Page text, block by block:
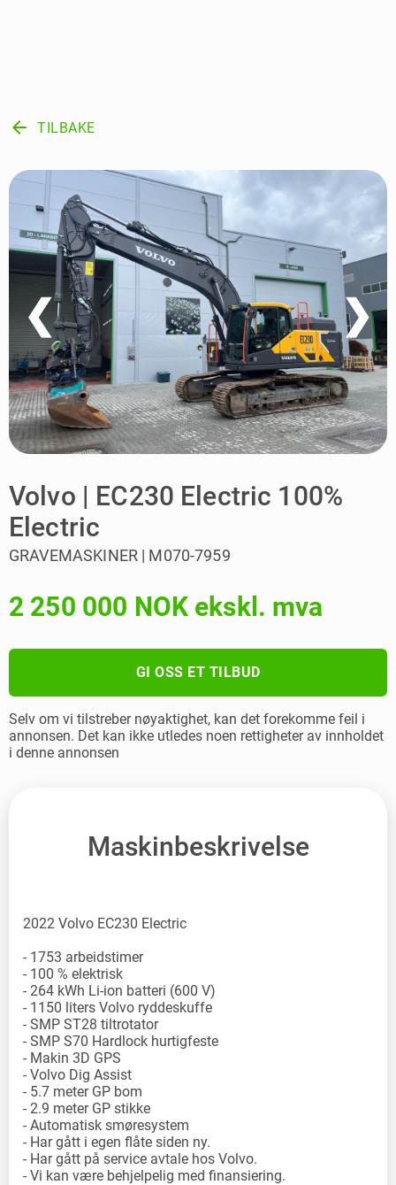
arrow_back TILBAKE
❮ ❯
Volvo | EC230 Electric 100%
Electric
GRAVEMASKINER | M070-7959
2 250 000 NOK ekskl. mva
GI OSS ET TILBUD
Selv om vi tilstreber nøyaktighet, kan det forekomme feil i
annonsen. Det kan ikke utledes noen rettigheter av innholdet
i denne annonsen
Maskinbeskrivelse
2022 Volvo EC230 Electric
- 1753 arbeidstimer
- 100 % elektrisk
- 264 kWh Li-ion batteri (600 V)
- 1150 liters Volvo ryddeskuffe
- SMP ST28 tiltrotator
- SMP S70 Hardlock hurtigfeste
- Makin 3D GPS
- Volvo Dig Assist
- 5.7 meter GP bom
- 2.9 meter GP stikke
- Automatisk smøresystem
- Har gått i egen flåte siden ny.
- Har gått på service avtale hos Volvo.
- Vi kan være behjelpelig med finansiering.